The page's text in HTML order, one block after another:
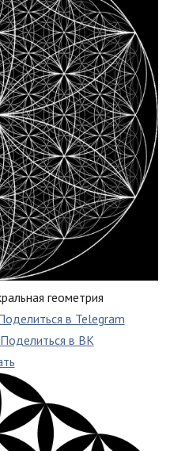
геометрия
в Telegram
Поделиться в ВК